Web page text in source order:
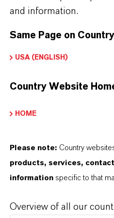
Chemische und
hohen Produktqualität ist
Synthesen und
H7 Cl
and information.
Same Page on
USA (ENGLISH)
Country Website
HOME
Please note: Country
products, services,
information specific to that
Overview of all our